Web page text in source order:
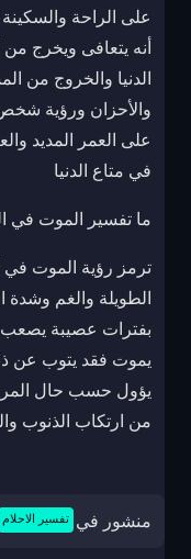
على الراحة
أنه يتعافى ويخرج
الدنيا والخروج من
والأحزان ورؤية
على العمر المديد
في متاع الدنيا
ما تفسير الموت في
ترمز رؤية الموت في
الطويلة والغم وشدة
بفترات عصيبة يصعب
يموت فقد يتوب عن
يؤول حسب حال
من ارتكاب الذنوب
منشور في تفسير الاحلام